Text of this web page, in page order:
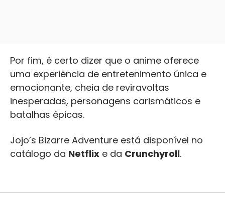
Por fim, é certo dizer que o anime oferece
uma experiência de entretenimento única e
emocionante, cheia de reviravoltas
inesperadas, personagens carismáticos e
batalhas épicas.
Jojo’s Bizarre Adventure está disponível no
catálogo da Netflix e da Crunchyroll.